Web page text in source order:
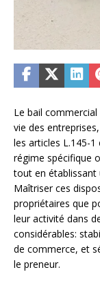
Le bail
vie des
les articles L.145-
régime spécifique
tout en établissant
Maîtriser ces
propriétaires que
leur activité dans
considérables:
de commerce, et
le preneur.